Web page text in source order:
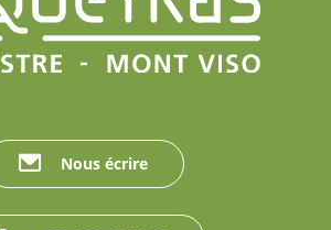
Nous écrire